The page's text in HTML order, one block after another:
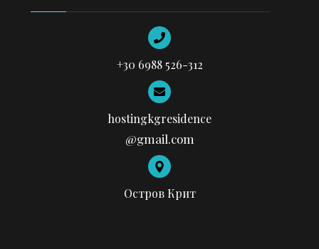
+30 6988 526-312
hostingkgresidence
@gmail.com
Остров Крит